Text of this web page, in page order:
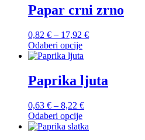
Papar crni zrno
0,82 € – 17,92 €Raspon
17,92 €
Odaberi opcije
Ovaj
ima
više
Opcije
se
mogu
Paprika ljuta
0,63 € – 8,22 €Raspon
od
Odaberi opcije
Ovaj